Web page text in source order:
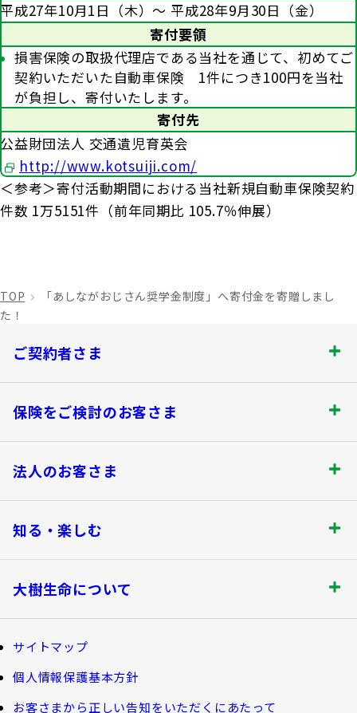
平成27年10月1日（木）～ 平成28年9月30日（金）
寄付要領
損害保険の取扱代理店である当社を通じて、初めてご
契約いただいた自動車保険 1件につき100円を当社
が負担し、寄付いたします。
寄付先
公益財団法人 交通遺児育英会
http://www.kotsuiji.com/
＜参考＞寄付活動期間における当社新規自動車保険契約
件数 1万5151件（前年同期比 105.7％伸展）
TOP
「あしながおじさん奨学金制度」へ寄付金を寄贈しまし
た！
ご契約者さま
ご契約者さま トップ
お手続きのご案内
保険金・給付金のお支払いについて
契約内容の確認・変更
書類の再発行
満期保険金などのご請求
資金の引出し
保険料の払込み・貸付金のご返済
マイナンバーカードによるお手続き
その他のお手続き
保険をご検討のお客さま
保険をご検討のお客さま トップ
商品を選ぶ
探してみよう！あなたにぴったりな保険
生命保険商品一覧
損害保険商品
生命保険について知る
大樹あんしんナビゲーター
法人のお客さま
法人のお客さま トップ
各都道府県中小企業団体中央会の会員の
皆さま
福利厚生制度関連
福利厚生制度等
知る・楽しむ
知る・楽しむ トップ
大樹生命ブログ
お金について知る
大樹生命について
大樹生命について トップ
トップメッセージ
サイトマップ
個人情報保護基本方針
お客さまから正しい告知をいただくにあたって